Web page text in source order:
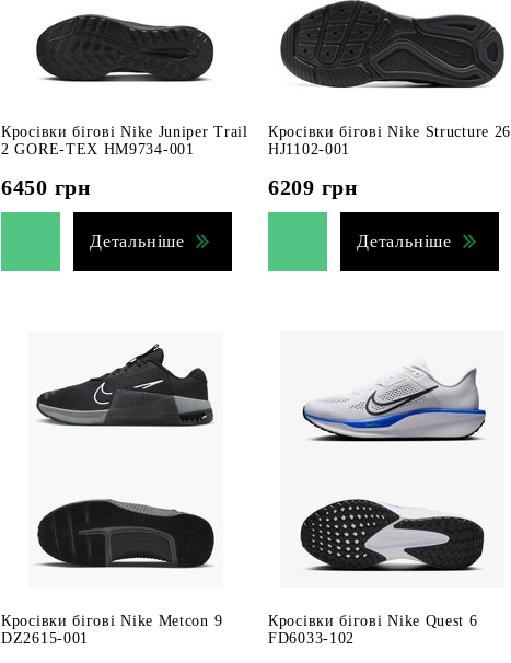
Кросівки бігові Nike Juniper Trail
2 GORE-TEX HM9734-001
6450 грн
Детальніше
Кросівки бігові Nike Structure 26
HJ1102-001
6209 грн
Детальніше
Кросівки бігові Nike Metcon 9
DZ2615-001
Кросівки бігові Nike Quest 6
FD6033-102